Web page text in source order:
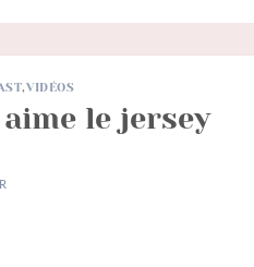
,VIDÉOS
aime le jersey